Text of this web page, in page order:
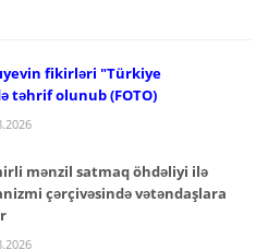
fikirləri "Türkiye
təhrif olunub (FOTO)
mənzil satmaq öhdəliyi ilə
çərçivəsində vətəndaşlara